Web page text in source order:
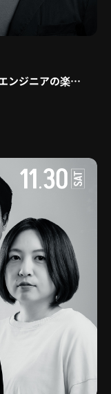
ンジニアの楽園」で